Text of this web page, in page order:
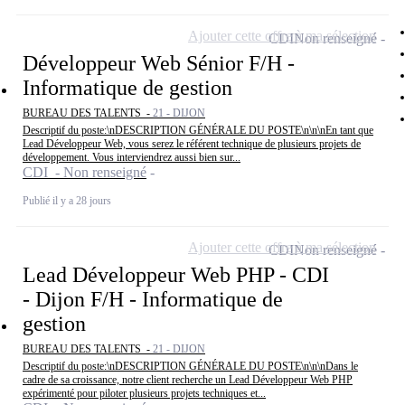
Développeur Web Sénior F/H -
Informatique de gestion
BUREAU DES TALENTS - 21 - DIJON
Descriptif du poste:\nDESCRIPTION GÉNÉRALE DU POSTE\n\n\nEn tant que
Lead Développeur Web, vous serez le référent technique de plusieurs projets de
développement. Vous interviendrez aussi bien sur...
CDI - Non renseigné
Publié il y a 28 jours
CDINon renseigné
Ajouter cette offre à ma sélection
Lead Développeur Web PHP - CDI
- Dijon F/H - Informatique de
gestion
BUREAU DES TALENTS - 21 - DIJON
Descriptif du poste:\nDESCRIPTION GÉNÉRALE DU POSTE\n\n\nDans le
cadre de sa croissance, notre client recherche un Lead Développeur Web PHP
expérimenté pour piloter plusieurs projets techniques et...
CDINon renseigné
Ajouter cette offre à ma sélection